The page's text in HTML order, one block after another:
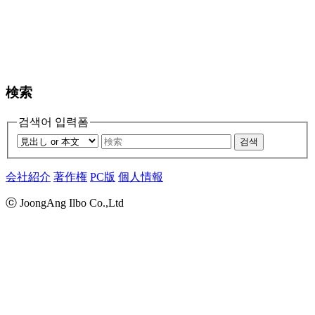
検索
검색어 입력폼
검색
会社紹介 著作権 PC版 個人情報
ⓒ JoongAng Ilbo Co.,Ltd